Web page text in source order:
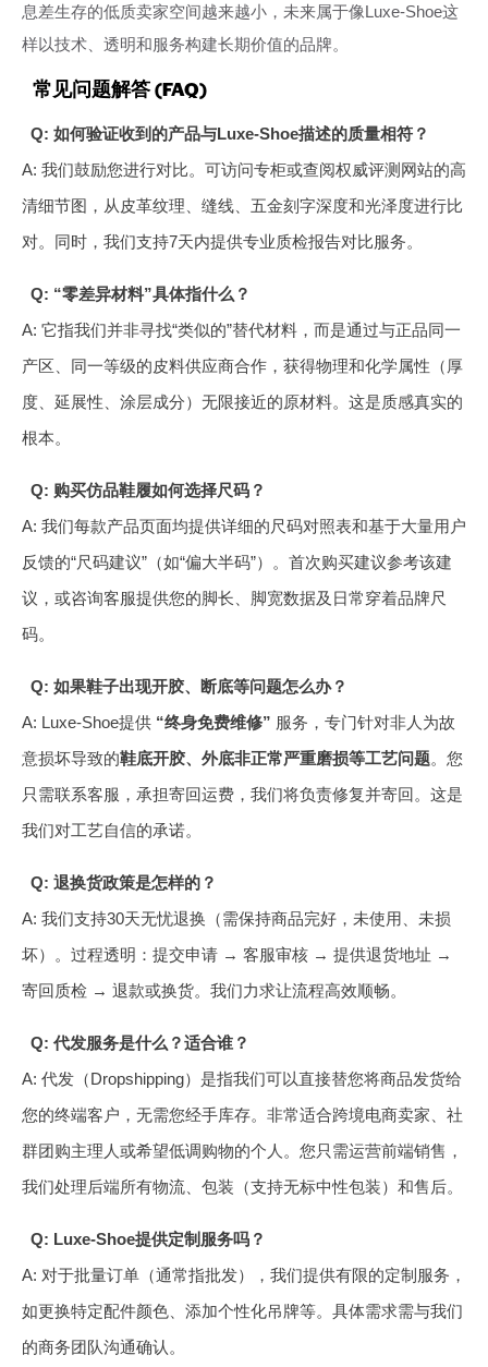
息差生存的低质卖家空间越来越小，未来属于像Luxe-Shoe这
样以技术、透明和服务构建长期价值的品牌。
常见问题解答 (FAQ)
Q: 如何验证收到的产品与Luxe-Shoe描述的质量相符？
A: 我们鼓励您进行对比。可访问专柜或查阅权威评测网站的高
清细节图，从皮革纹理、缝线、五金刻字深度和光泽度进行比
对。同时，我们支持7天内提供专业质检报告对比服务。
Q: “零差异材料”具体指什么？
A: 它指我们并非寻找“类似的”替代材料，而是通过与正品同一
产区、同一等级的皮料供应商合作，获得物理和化学属性（厚
度、延展性、涂层成分）无限接近的原材料。这是质感真实的
根本。
Q: 购买仿品鞋履如何选择尺码？
A: 我们每款产品页面均提供详细的尺码对照表和基于大量用户
反馈的“尺码建议”（如“偏大半码”）。首次购买建议参考该建
议，或咨询客服提供您的脚长、脚宽数据及日常穿着品牌尺
码。
Q: 如果鞋子出现开胶、断底等问题怎么办？
A: Luxe-Shoe提供 “终身免费维修” 服务，专门针对非人为故
意损坏导致的鞋底开胶、外底非正常严重磨损等工艺问题。您
只需联系客服，承担寄回运费，我们将负责修复并寄回。这是
我们对工艺自信的承诺。
Q: 退换货政策是怎样的？
A: 我们支持30天无忧退换（需保持商品完好，未使用、未损
坏）。过程透明：提交申请 → 客服审核 → 提供退货地址 →
寄回质检 → 退款或换货。我们力求让流程高效顺畅。
Q: 代发服务是什么？适合谁？
A: 代发（Dropshipping）是指我们可以直接替您将商品发货给
您的终端客户，无需您经手库存。非常适合跨境电商卖家、社
群团购主理人或希望低调购物的个人。您只需运营前端销售，
我们处理后端所有物流、包装（支持无标中性包装）和售后。
Q: Luxe-Shoe提供定制服务吗？
A: 对于批量订单（通常指批发），我们提供有限的定制服务，
如更换特定配件颜色、添加个性化吊牌等。具体需求需与我们
的商务团队沟通确认。